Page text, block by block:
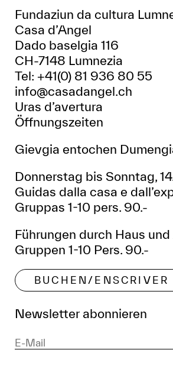
Fundaziun da cultura
Casa d’Angel
Dado baselgia 116
CH-7148 Lumnezia
Tel: +41(0) 81 936 80 55
info@casadangel.ch
Uras d’avertura
Öffnungszeiten
Gievgia entochen
Donnerstag bis Sonntag,
Guidas dalla casa e
Gruppas 1-10 pers. 90.-
Führungen durch Haus
Gruppen 1-10 Pers. 90.-
BUCHEN/ENSCRIVER
Newsletter abonnieren